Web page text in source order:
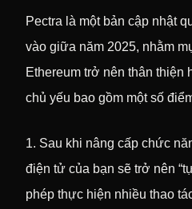
Pectra là một bản cập nhật
vào giữa năm 2025, nhằm
Ethereum trở nên thân thiện
chủ yếu bao gồm một số
1. Sau khi nâng cấp chức
điện tử của bạn sẽ trở nên
phép thực hiện nhiều thao